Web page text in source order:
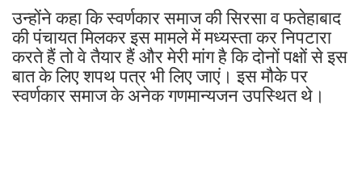
उन्होंने कहा कि स्वर्णकार समाज की सिरसा व फतेहाबाद
की पंचायत मिलकर इस मामले में मध्यस्ता कर निपटारा
करते हैं तो वे तैयार हैं और मेरी मांग है कि दोनों पक्षों से इस
बात के लिए शपथ पत्र भी लिए जाएं। इस मौके पर
स्वर्णकार समाज के अनेक गणमान्यजन उपस्थित थे।